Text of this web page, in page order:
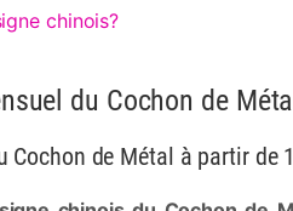
chinois?
du Cochon de Métal
Cochon de Métal à partir de